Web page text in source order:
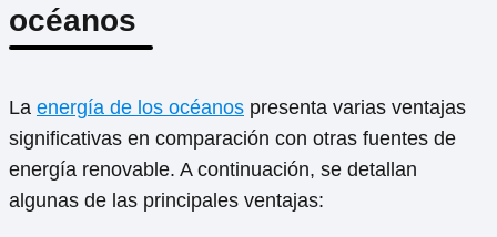
océanos
La energía de los océanos presenta varias ventajas
significativas en comparación con otras fuentes de
energía renovable. A continuación, se detallan
algunas de las principales ventajas: